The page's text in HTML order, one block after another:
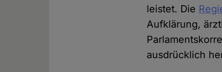
leistet. Die
Aufklärung,
ausdrücklich